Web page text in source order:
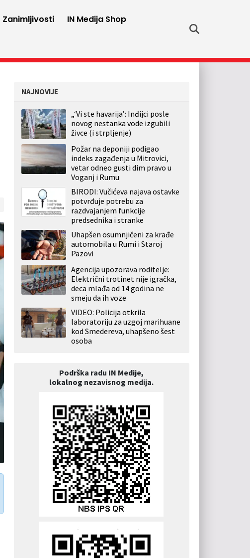
Zanimljivosti
IN Medija Shop
NAJNOVIJE
„‘Vi ste havarija’: Inđijci posle
novog nestanka vode izgubili
živce (i strpljenje)
Požar na deponiji podigao
indeks zagađenja u Mitrovici,
vetar odneo gusti dim pravo u
Voganj i Rumu
BIRODI: Vučićeva najava ostavke
potvrđuje potrebu za
razdvajanjem funkcije
predsednika i stranke
Uhapšen osumnjičeni za krađe
automobila u Rumi i Staroj
Pazovi
Agencija upozorava roditelje:
Električni trotinet nije igračka,
deca mlađa od 14 godina ne
smeju da ih voze
VIDEO: Policija otkrila
laboratoriju za uzgoj marihuane
kod Smedereva, uhapšeno šest
osoba
Podrška radu IN Medije,
lokalnog nezavisnog medija.